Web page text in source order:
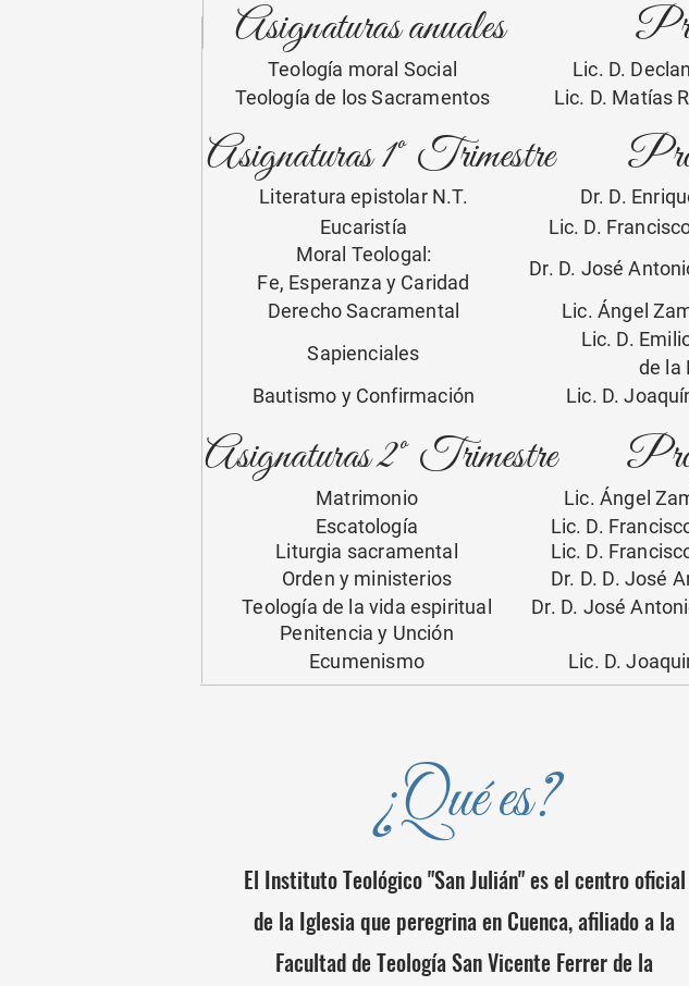
Asignaturas anuales
Teología de los Sacramentos Lic. D. Matías
Teología moral Social Lic. D.
Asignaturas 1º Trimestre
Literatura epistolar N.T. Dr. D.
Eucaristía
Lic. D.
Moral Teologal:
Fe, Esperanza y Caridad
Dr. D. José
Derecho Sacramental
Lic. Ángel
Asignaturas 2º Trimestre
Escatología
Lic. D.
Liturgia sacramental
Lic. D.
Orden y ministerios
Dr. D. D. José
Teología de la vida espiritual
Dr. D. José
Sapienciales
Lic. D.
de la
Bautismo y Confirmación
Lic. D.
Matrimonio Lic. Ángel
Penitencia y Unción
Ecumenismo
Lic. D.
¿Qué es?
El Instituto Teológico "San Julián" es el centro oficial
de la Iglesia que peregrina en Cuenca, afiliado a la
Facultad de Teología San Vicente Ferrer de la